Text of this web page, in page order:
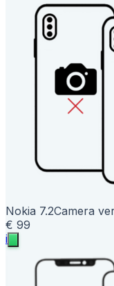
Nokia 7.2Camera
€ 99
i